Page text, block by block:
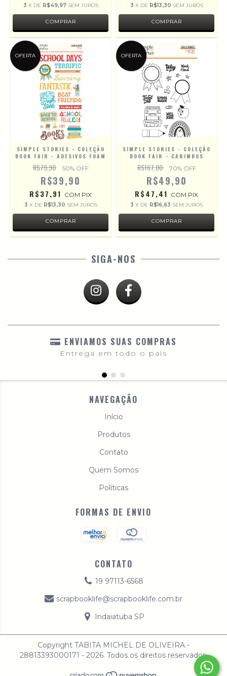
3 X DE R$49,97 SEM JUROS 3 X DE R$13,30 SEM JUROS
OFERTA
SIMPLE STORIES - COLEÇÃO
BOOK FAIR - ADESIVOS FOAM
R$79,90 50% OFF
R$39,90
R$37,91 COM PIX
3 X DE R$13,30 SEM JUROS
OFERTA
SIMPLE STORIES - COLEÇÃO
BOOK FAIR - CARIMBOS
R$167,00 70% OFF
R$49,90
R$47,41 COM PIX
3 X DE R$16,63 SEM JUROS
SIGA-NOS
ENVIAMOS SUAS COMPRAS
Entrega em todo o país
NAVEGAÇÃO
Início
Produtos
Contato
Quem Somos
Políticas
FORMAS DE ENVIO
CONTATO
19 97113-6568
scrapbooklife@scrapbooklife.com.br
Indaiatuba SP
Copyright TABITA MICHEL DE OLIVEIRA -
28813393000171 - 2026. Todos os direitos reservados.